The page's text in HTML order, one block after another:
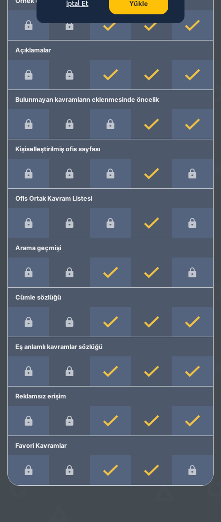
Açıklamalar
Bulunmayan kavramların eklenmesinde öncelik
Kişiselleştirilmiş ofis sayfası
Ofis Ortak Kavram Listesi
Arama geçmişi
Cümle sözlüğü
Eş anlamlı kavramlar sözlüğü
Reklamsız erişim
Favori Kavramlar
İptal Et Yükle